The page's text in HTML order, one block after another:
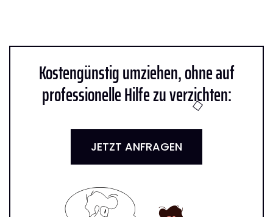
Kostengünstig umziehen, ohne auf
professionelle Hilfe zu verzichten:
JETZT ANFRAGEN